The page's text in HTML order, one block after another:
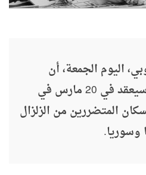
اليوم الجمعة، أن
مؤتمرًا دوليًا للمانحين سيعقد في 20 مارس في
المتضررين من الزلزال
وسوريا.